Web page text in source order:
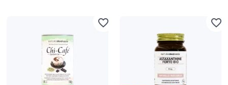
favorite_border favorite_border